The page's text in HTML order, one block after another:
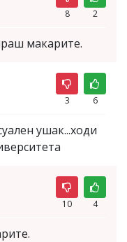
8 2
макарите.
3 6
ушак...ходи
10 4